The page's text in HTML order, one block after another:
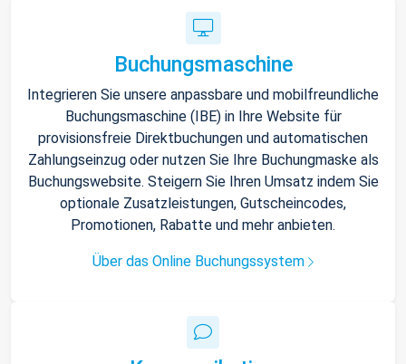
Buchungsmaschine
Integrieren Sie unsere anpassbare und mobilfreundliche
Buchungsmaschine (IBE) in Ihre Website für
provisionsfreie Direktbuchungen und automatischen
Zahlungseinzug oder nutzen Sie Ihre Buchungmaske als
Buchungswebsite. Steigern Sie Ihren Umsatz indem Sie
optionale Zusatzleistungen, Gutscheincodes,
Promotionen, Rabatte und mehr anbieten.
Über das Online Buchungssystem